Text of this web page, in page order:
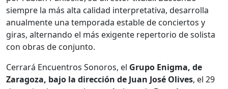
siempre la más alta calidad interpretativa, desarrolla
anualmente una temporada estable de conciertos y
giras, alternando el más exigente repertorio de solista
con obras de conjunto.
Cerrará Encuentros Sonoros, el Grupo Enigma, de
Zaragoza, bajo la dirección de Juan José Olives, el 29